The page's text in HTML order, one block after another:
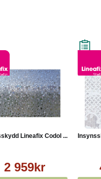
Lineafix Codol ...
2 959kr